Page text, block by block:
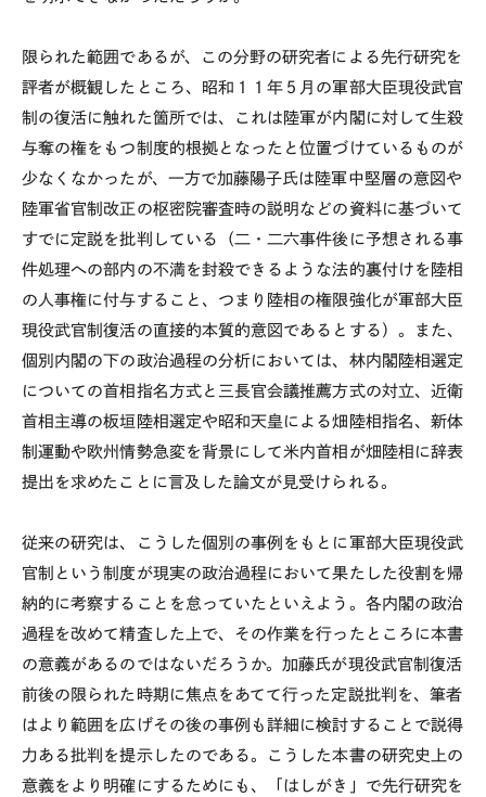
限られた範囲であるが、この分野の研究者による先行研究を
評者が概観したところ、昭和１１年５月の軍部大臣現役武官
制の復活に触れた箇所では、これは陸軍が内閣に対して生殺
与奪の権をもつ制度的根拠となったと位置づけているものが
少なくなかったが、一方で加藤陽子氏は陸軍中堅層の意図や
陸軍省官制改正の枢密院審査時の説明などの資料に基づいて
すでに定説を批判している（二・二六事件後に予想される事
件処理への部内の不満を封殺できるような法的裏付けを陸相
の人事権に付与すること、つまり陸相の権限強化が軍部大臣
現役武官制復活の直接的本質的意図であるとする）。また、
個別内閣の下の政治過程の分析においては、林内閣陸相選定
についての首相指名方式と三長官会議推薦方式の対立、近衛
首相主導の板垣陸相選定や昭和天皇による畑陸相指名、新体
制運動や欧州情勢急変を背景にして米内首相が畑陸相に辞表
提出を求めたことに言及した論文が見受けられる。
従来の研究は、こうした個別の事例をもとに軍部大臣現役武
官制という制度が現実の政治過程において果たした役割を帰
納的に考察することを怠っていたといえよう。各内閣の政治
過程を改めて精査した上で、その作業を行ったところに本書
の意義があるのではないだろうか。加藤氏が現役武官制復活
前後の限られた時期に焦点をあてて行った定説批判を、筆者
はより範囲を広げその後の事例も詳細に検討することで説得
力ある批判を提示したのである。こうした本書の研究史上の
意義をより明確にするためにも、「はしがき」で先行研究を